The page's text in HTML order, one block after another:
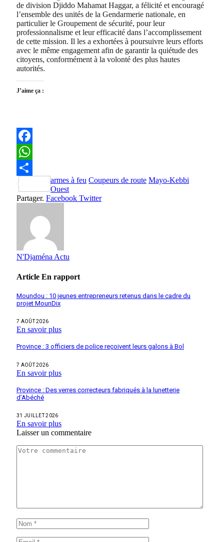
de division Djiddo Mahamat Haggar, a félicité et encouragé
l’ensemble des unités de la Gendarmerie nationale, en
particulier le Groupement de sécurité, pour leur
professionnalisme et leur efficacité dans l’accomplissement
de cette mission. Il les a exhortées à poursuivre leurs efforts
avec le même engagement afin de garantir la quiétude des
citoyens, conformément à la volonté des plus hautes
autorités.
J’aime ça :
Facebook
WhatsApp
Partager
armes à feu Coupeurs de route Mayo-Kebbi
Ouest
Partager. Facebook Twitter
N'Djaména Actu
Article En rapport
Moundou : 10 jeunes entrepreneurs retenus dans le cadre du
projet MounDix
7 AOÛT 2026
En savoir plus
Province : 3 officiers de police reçoivent leurs galons à Bol
7 AOÛT 2026
En savoir plus
Province : Des verres correcteurs fabriqués à la lunetterie
d’Abéché
31 JUILLET 2026
En savoir plus
Laisser un commentaire